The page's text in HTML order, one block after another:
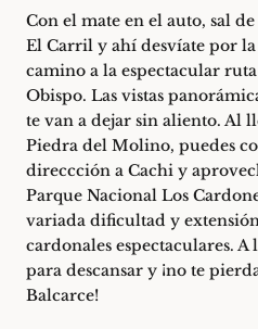
Con el mate en el auto, sal
El Carril y ahí desvíate por la
camino a la espectacular
Obispo. Las vistas
te van a dejar sin aliento. Al
Piedra del Molino, puedes
direccción a Cachi y
Parque Nacional Los
variada dificultad y
cardonales espectaculares. A
para descansar y ¡no te
Balcarce!